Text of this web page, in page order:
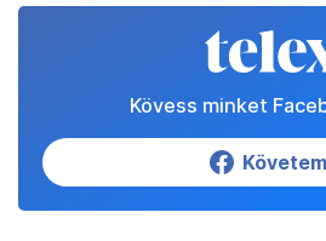
Kövess minket